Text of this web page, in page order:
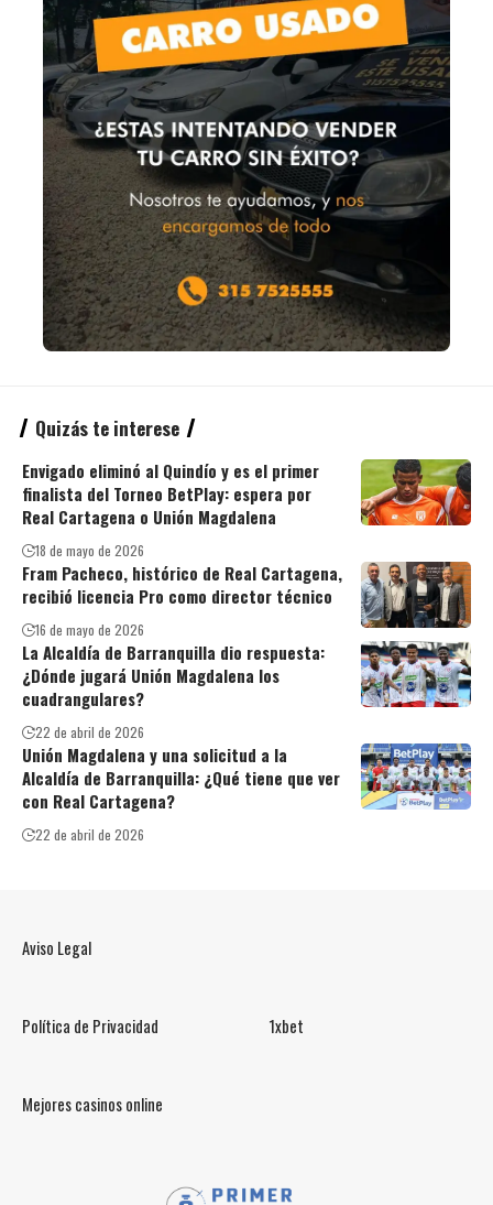
Quizás te interese
Envigado eliminó al Quindío y es el primer
finalista del Torneo BetPlay: espera por
Real Cartagena o Unión Magdalena
18 de mayo de 2026
Fram Pacheco, histórico de Real Cartagena,
recibió licencia Pro como director técnico
16 de mayo de 2026
La Alcaldía de Barranquilla dio respuesta:
¿Dónde jugará Unión Magdalena los
cuadrangulares?
22 de abril de 2026
Unión Magdalena y una solicitud a la
Alcaldía de Barranquilla: ¿Qué tiene que ver
con Real Cartagena?
22 de abril de 2026
Aviso Legal
Política de Privacidad 1xbet
Mejores casinos online